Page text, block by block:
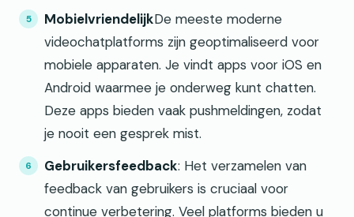
MobielvriendelijkDe meeste moderne
videochatplatforms zijn geoptimaliseerd voor
mobiele apparaten. Je vindt apps voor iOS en
Android waarmee je onderweg kunt chatten.
Deze apps bieden vaak pushmeldingen, zodat
je nooit een gesprek mist.
Gebruikersfeedback: Het verzamelen van
feedback van gebruikers is cruciaal voor
continue verbetering. Veel platforms bieden u